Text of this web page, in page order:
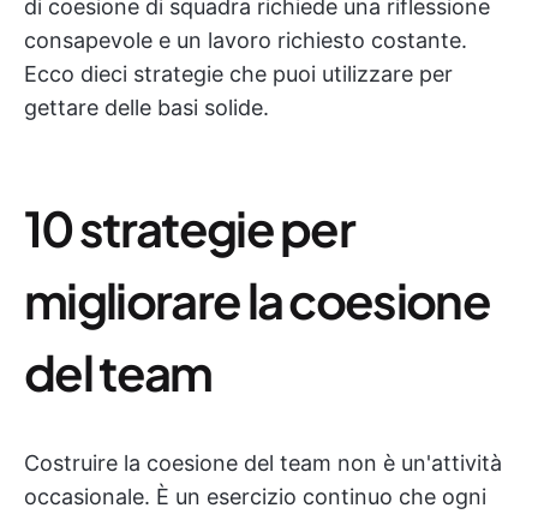
di coesione di squadra richiede una riflessione
consapevole e un lavoro richiesto costante.
Ecco dieci strategie che puoi utilizzare per
gettare delle basi solide.
10 strategie per
migliorare la coesione
del team
Costruire la coesione del team non è un'attività
occasionale. È un esercizio continuo che ogni